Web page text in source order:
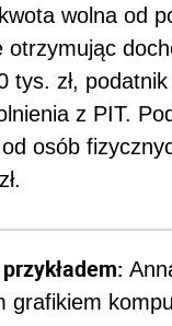
wolna od
otrzymując
tys. zł,
z PIT.
osób
grafikiem